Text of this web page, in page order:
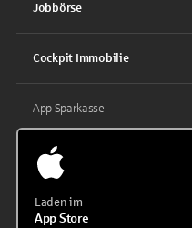
Jobbörse
Cockpit Immobilie
App Sparkasse
Laden im
App Store